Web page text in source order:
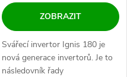
ZOBRAZIT
Svářecí invertor Ignis 180 je
nová generace invertorů. Je to
následovník řady